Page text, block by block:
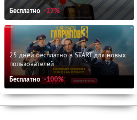
Бесплатно -27%
25 дней бесплатно в START для новых
пользователей
Бесплатно -100%